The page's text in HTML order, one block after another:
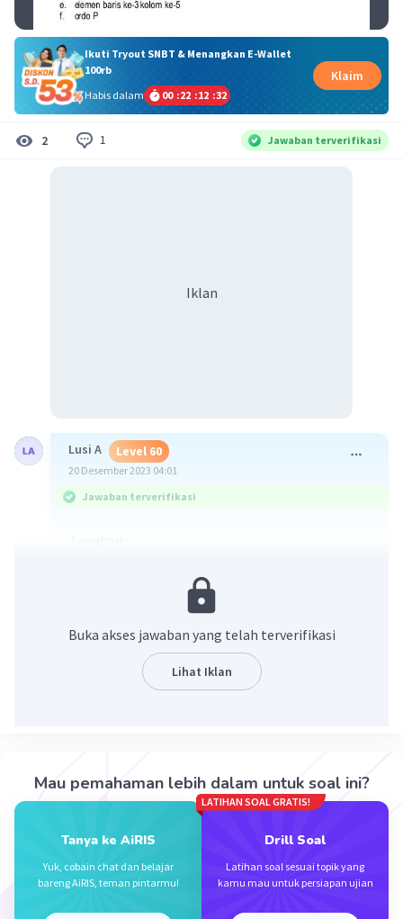
Ikuti Tryout SNBT & Menangkan E-Wallet
100rb
Habis dalam
00 :22 :12 :31
Klaim
2 1 Jawaban terverifikasi
Iklan
Lusi A Level 60
20 Desember 2023 04:01
Jawaban terverifikasi
b. elemen-elemen kolom ke-2 : -1
3
0
c. elemen-elemen kolom ke-4 : 4
5
3
Semoga bermanfaat
Buka akses jawaban yang telah terverifikasi
Lihat Iklan
Mau pemahaman lebih dalam untuk soal ini?
Tanya ke AiRIS
Yuk, cobain chat dan belajar
bareng AiRIS, teman pintarmu!
LATIHAN SOAL GRATIS!
Drill Soal
Latihan soal sesuai topik yang
kamu mau untuk persiapan ujian